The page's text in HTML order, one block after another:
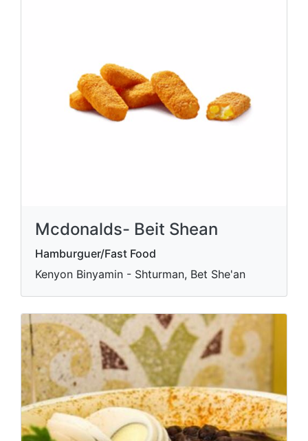
Mcdonalds- Beit Shean
Hamburguer/Fast Food
Kenyon Binyamin - Shturman, Bet She'an